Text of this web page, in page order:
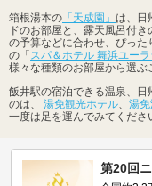
箱根湯本の 「天成園」 は、日
ドのお部屋と、露天風呂付
の予算などに合わせ、ぴっ
の「スパ＆ホテル 舞浜ユーラ
様々な種類のお部屋から選ぶ
飯井駅の宿泊できる温泉、
のは、 湯免観光ホテル、 湯
一度は足を運んでみてくださ
第20回